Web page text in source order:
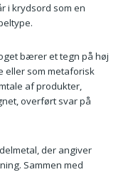
i krydsord som en
bærer et tegn på høj
eller som metaforisk
af produkter,
overført svar på
der angiver
Sammen med